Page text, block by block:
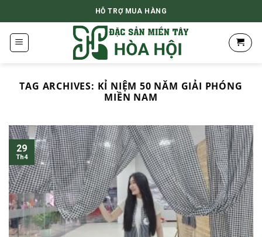
to
content
HỖ TRỢ MUA HÀNG
TAG ARCHIVES: KỈ NIỆM 50 NĂM GIẢI PHÓNG
MIỀN NAM
29
Th4